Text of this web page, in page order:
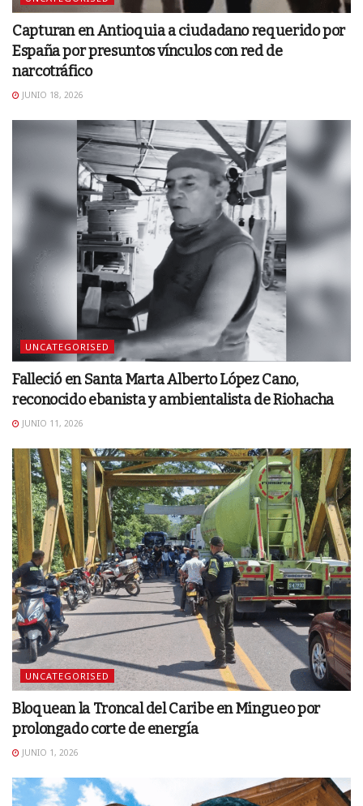
Capturan en Antioquia a ciudadano requerido por
España por presuntos vínculos con red de
narcotráfico
JUNIO 18, 2026
UNCATEGORISED
Falleció en Santa Marta Alberto López Cano,
reconocido ebanista y ambientalista de Riohacha
JUNIO 11, 2026
UNCATEGORISED
Bloquean la Troncal del Caribe en Mingueo por
prolongado corte de energía
JUNIO 1, 2026